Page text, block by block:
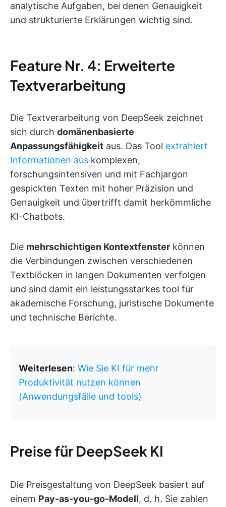
analytische Aufgaben, bei denen Genauigkeit
und strukturierte Erklärungen wichtig sind.
Feature Nr. 4: Erweiterte
Textverarbeitung
Die Textverarbeitung von DeepSeek zeichnet
sich durch domänenbasierte
Anpassungsfähigkeit aus. Das Tool extrahiert
Informationen aus komplexen,
forschungsintensiven und mit Fachjargon
gespickten Texten mit hoher Präzision und
Genauigkeit und übertrifft damit herkömmliche
KI-Chatbots.
Die mehrschichtigen Kontextfenster können
die Verbindungen zwischen verschiedenen
Textblöcken in langen Dokumenten verfolgen
und sind damit ein leistungsstarkes tool für
akademische Forschung, juristische Dokumente
und technische Berichte.
Weiterlesen: Wie Sie KI für mehr
Produktivität nutzen können
(Anwendungsfälle und tools)
Preise für DeepSeek KI
Die Preisgestaltung von DeepSeek basiert auf
einem Pay-as-you-go-Modell, d. h. Sie zahlen